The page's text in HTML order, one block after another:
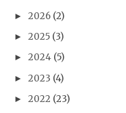
► 2026 (2)
► 2025 (3)
► 2024 (5)
► 2023 (4)
► 2022 (23)